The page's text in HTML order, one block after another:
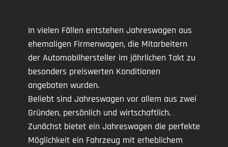
In vielen Fällen entstehen Jahreswagen aus
ehemaligen Firmenwagen, die Mitarbeitern
der Automobilhersteller im jährlichen Takt zu
besonders preiswerten Konditionen
angeboten wurden.
Beliebt sind Jahreswagen vor allem aus zwei
Gründen, persönlich und wirtschaftlich.
Zunächst bietet ein Jahreswagen die perfekte
Möglichkeit ein Fahrzeug mit erheblichem